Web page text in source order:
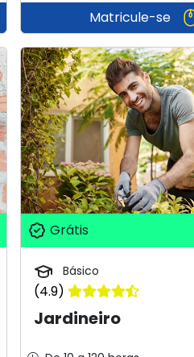
Matricule-se
Grátis
Básico
(4.9)
Jardineiro